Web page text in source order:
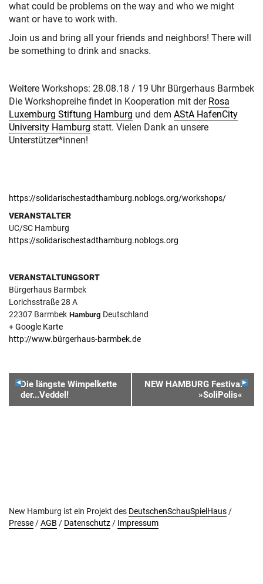
what could be problems on the way and who we might
want or have to work with.
Join us and bring all your friends and neighbors! There will
be something to drink and snacks.
Weitere Workshops: 28.08.18 / 19 Uhr Bürgerhaus Barmbek
Die Workshopreihe findet in Kooperation mit der Rosa
Luxemburg Stiftung Hamburg und dem AStA HafenCity
University Hamburg statt. Vielen Dank an unsere
Unterstützer*innen!
https://solidarischestadthamburg.noblogs.org/workshops/
VERANSTALTER
UC/SC Hamburg
https://solidarischestadthamburg.noblogs.org
VERANSTALTUNGSORT
Bürgerhaus Barmbek
Lorichsstraße 28 A
22307 Barmbek Hamburg Deutschland
+ Google Karte
http://www.bürgerhaus-barmbek.de
VERANSTALTUNGSNAVIGATION
Die längste Wimpelkette
der...Veddel!
NEW HAMBURG Festival
»SoliPolis«
New Hamburg ist ein Projekt des DeutschenSchauSpielHaus/
Presse/AGB / Datenschutz/ Impressum